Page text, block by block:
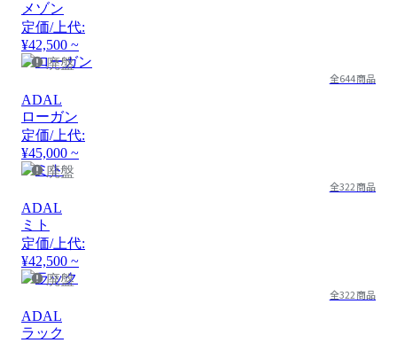
メゾン
定価/上代:
¥42,500 ~
廃盤
全644商品
ADAL
ローガン
定価/上代:
¥45,000 ~
廃盤
全322商品
ADAL
ミト
定価/上代:
¥42,500 ~
廃盤
全322商品
ADAL
ラック